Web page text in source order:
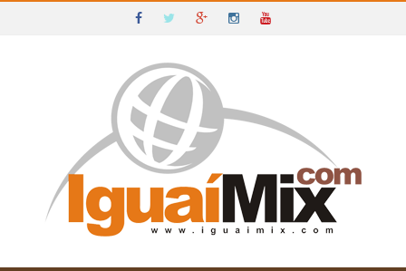
IGUAÍ E SUDOESTE DA BAHIA